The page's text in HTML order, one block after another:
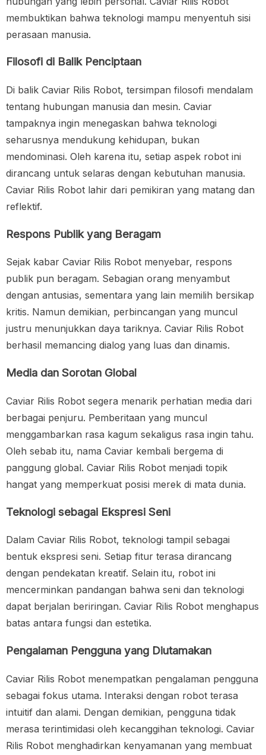
membuktikan bahwa teknologi mampu menyentuh sisi
perasaan manusia.
Filosofi di Balik Penciptaan
Di balik Caviar Rilis Robot, tersimpan filosofi mendalam
tentang hubungan manusia dan mesin. Caviar
tampaknya ingin menegaskan bahwa teknologi
seharusnya mendukung kehidupan, bukan
mendominasi. Oleh karena itu, setiap aspek robot ini
dirancang untuk selaras dengan kebutuhan manusia.
Caviar Rilis Robot lahir dari pemikiran yang matang dan
reflektif.
Respons Publik yang Beragam
Sejak kabar Caviar Rilis Robot menyebar, respons
publik pun beragam. Sebagian orang menyambut
dengan antusias, sementara yang lain memilih bersikap
kritis. Namun demikian, perbincangan yang muncul
justru menunjukkan daya tariknya. Caviar Rilis Robot
berhasil memancing dialog yang luas dan dinamis.
Media dan Sorotan Global
Caviar Rilis Robot segera menarik perhatian media dari
berbagai penjuru. Pemberitaan yang muncul
menggambarkan rasa kagum sekaligus rasa ingin tahu.
Oleh sebab itu, nama Caviar kembali bergema di
panggung global. Caviar Rilis Robot menjadi topik
hangat yang memperkuat posisi merek di mata dunia.
Teknologi sebagai Ekspresi Seni
Dalam Caviar Rilis Robot, teknologi tampil sebagai
bentuk ekspresi seni. Setiap fitur terasa dirancang
dengan pendekatan kreatif. Selain itu, robot ini
mencerminkan pandangan bahwa seni dan teknologi
dapat berjalan beriringan. Caviar Rilis Robot menghapus
batas antara fungsi dan estetika.
Pengalaman Pengguna yang Diutamakan
Caviar Rilis Robot menempatkan pengalaman pengguna
sebagai fokus utama. Interaksi dengan robot terasa
intuitif dan alami. Dengan demikian, pengguna tidak
merasa terintimidasi oleh kecanggihan teknologi. Caviar
Rilis Robot menghadirkan kenyamanan yang membuat